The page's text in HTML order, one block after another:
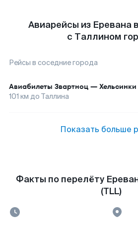
Авиарейсы из Еревана
с Таллином
Рейсы в соседние города
Авиабилеты Звартноц — Хельсинки
101 км до Таллина
Показать больше
Факты по перелёту
(TLL)